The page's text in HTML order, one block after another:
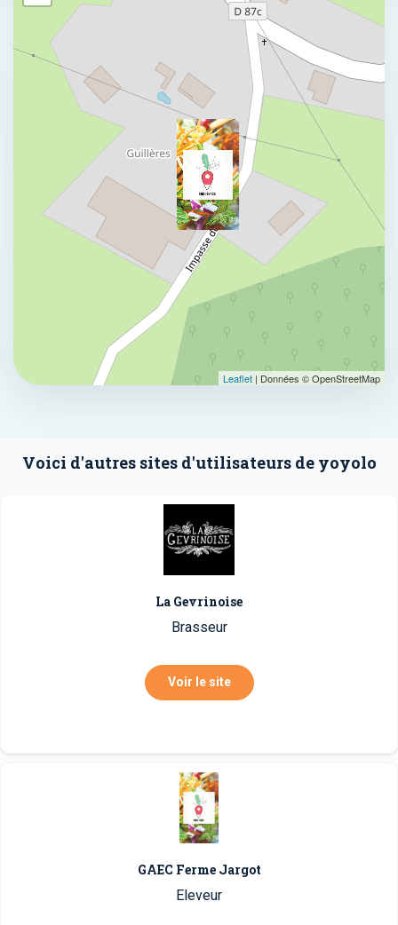
Leaflet | Données © OpenStreetMap
Voici d'autres sites d'utilisateurs de yoyolo
La Gevrinoise
Brasseur
Voir le site
GAEC Ferme Jargot
Eleveur